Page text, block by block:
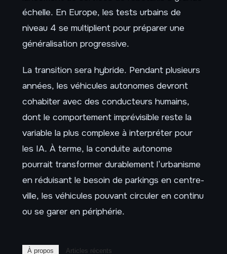
échelle. En Europe, les tests urbains de
niveau 4 se multiplient pour préparer une
généralisation progressive.
La transition sera hybride. Pendant plusieurs
années, les véhicules autonomes devront
cohabiter avec des conducteurs humains,
dont le comportement imprévisible reste la
variable la plus complexe à interpréter pour
les IA. À terme, la conduite autonome
pourrait transformer durablement l’urbanisme
en réduisant le besoin de parkings en centre-
ville, les véhicules pouvant circuler en continu
ou se garer en périphérie.
À propos Articles récents